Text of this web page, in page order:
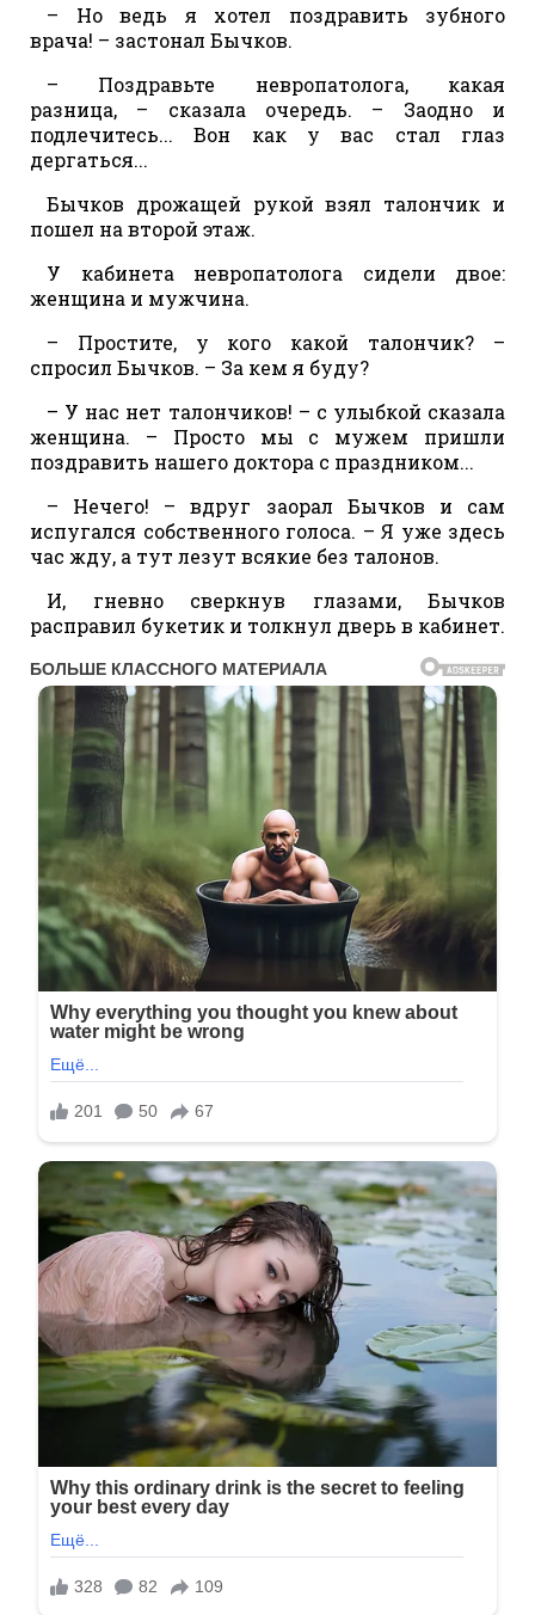
– Но ведь я хотел поздравить зубного
врача! – застонал Бычков.
– Поздравьте невропатолога, какая
разница, – сказала очередь. – Заодно и
подлечитесь... Вон как у вас стал глаз
дергаться...
Бычков дрожащей рукой взял талончик и
пошел на второй этаж.
У кабинета невропатолога сидели двое:
женщина и мужчина.
– Простите, у кого какой талончик? –
спросил Бычков. – За кем я буду?
– У нас нет талончиков! – с улыбкой сказала
женщина. – Просто мы с мужем пришли
поздравить нашего доктора с праздником...
– Нечего! – вдруг заорал Бычков и сам
испугался собственного голоса. – Я уже здесь
час жду, а тут лезут всякие без талонов.
И, гневно сверкнув глазами, Бычков
расправил букетик и толкнул дверь в кабинет.